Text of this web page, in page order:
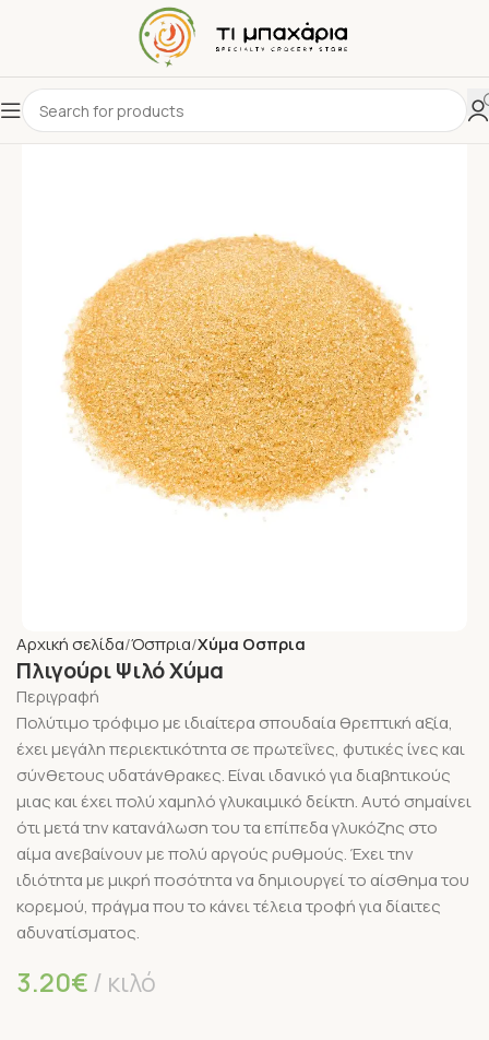
Αρχική σελίδα Όσπρια Χύμα Οσπρια
Πλιγούρι Ψιλό Χύμα
Περιγραφή
Πολύτιμο τρόφιμο με ιδιαίτερα σπουδαία θρεπτική αξία,
έχει μεγάλη περιεκτικότητα σε πρωτεΐνες, φυτικές ίνες και
σύνθετους υδατάνθρακες. Είναι ιδανικό για διαβητικούς
μιας και έχει πολύ χαμηλό γλυκαιμικό δείκτη. Αυτό σημαίνει
ότι μετά την κατανάλωση του τα επίπεδα γλυκόζης στο
αίμα ανεβαίνουν με πολύ αργούς ρυθμούς. Έχει την
ιδιότητα με μικρή ποσότητα να δημιουργεί το αίσθημα του
κορεμού, πράγμα που το κάνει τέλεια τροφή για δίαιτες
αδυνατίσματος.
3.20€ κιλό